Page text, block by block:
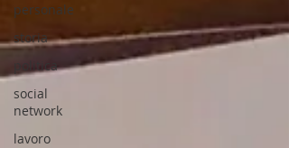
personale
storia
politica
social
network
lavoro